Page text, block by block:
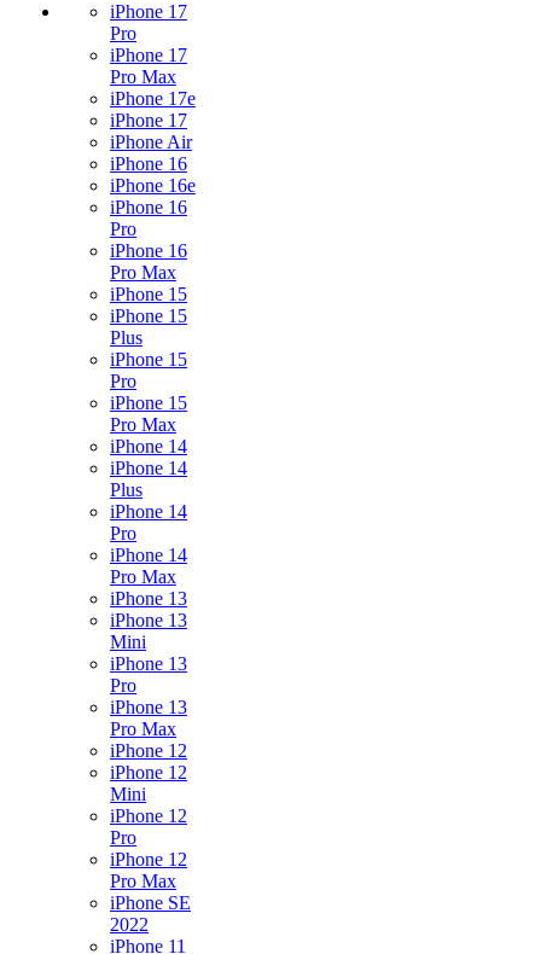
iPhone 17
Pro
iPhone 17
Pro Max
iPhone 17e
iPhone 17
iPhone Air
iPhone 16
iPhone 16e
iPhone 16
Pro
iPhone 16
Pro Max
iPhone 15
iPhone 15
Plus
iPhone 15
Pro
iPhone 15
Pro Max
iPhone 14
iPhone 14
Plus
iPhone 14
Pro
iPhone 14
Pro Max
iPhone 13
iPhone 13
Mini
iPhone 13
Pro
iPhone 13
Pro Max
iPhone 12
iPhone 12
Mini
iPhone 12
Pro
iPhone 12
Pro Max
iPhone SE
2022
iPhone 11